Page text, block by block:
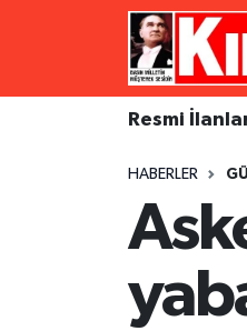
Resmi
HABERLER
Resmi İlanlar
Ekonomi
Kültür Sanat
Merkez Nöbetçi
Merkez Trafik
Süper Lig Puan
Tüm Manşetler